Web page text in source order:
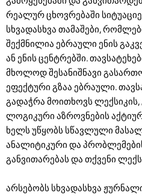
რეალურ ცხოვრებაში
სხვადასხვა თამაშები,
შექმნილია ებრაული ენის
ან ენის ცენტრებში.
მხოლოდ შესანიშნავი
ეფექტური გზაა ებრაული.
გადაჭრა მოითხოვს ლექსიკის,
ლოგიკური აზროვნების
ხელს უწყობს სწავლული
ანალიტიკური და
განვითარებას და თქვენი
არსებობს სხვადასხვა